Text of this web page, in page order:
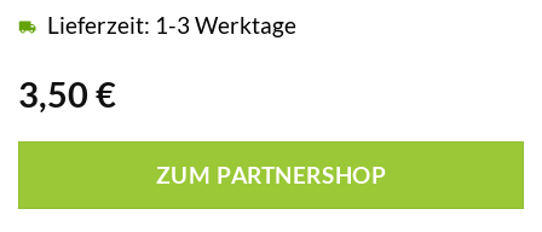
3,50 €
Lieferzeit: 1-3 Werktage
ZUM PARTNERSHOP